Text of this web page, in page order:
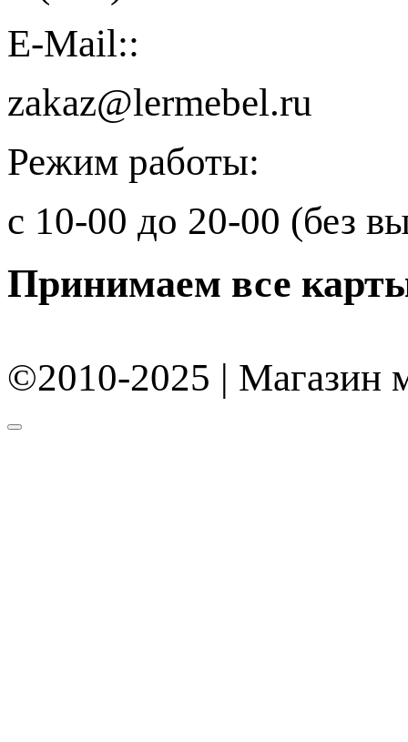
E-Mail::
zakaz@lermebel.ru
Режим работы:
с 10-00 до 20-00 (без
Принимаем все
©2010-2025 |